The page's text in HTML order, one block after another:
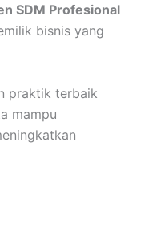
SDM Profesional
bisnis yang
praktik terbaik
mampu